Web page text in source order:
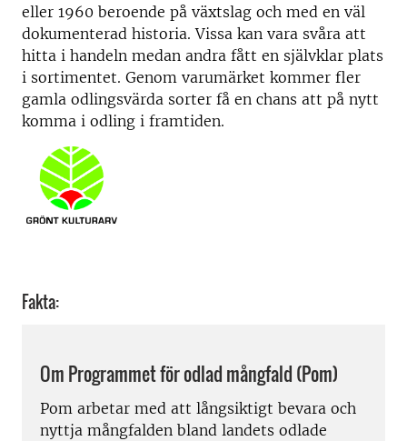
eller 1960 beroende på växtslag och med en väl
dokumenterad historia. Vissa kan vara svåra att
hitta i handeln medan andra fått en självklar plats
i sortimentet. Genom varumärket kommer fler
gamla odlingsvärda sorter få en chans att på nytt
komma i odling i framtiden.
Fakta:
Om Programmet för odlad mångfald (Pom)
Pom arbetar med att långsiktigt bevara och
nyttja mångfalden bland landets odlade